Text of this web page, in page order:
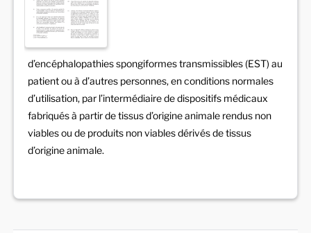
d’encéphalopathies spongiformes transmissibles (EST) au
patient ou à d’autres personnes, en conditions normales
d’utilisation, par l’intermédiaire de dispositifs médicaux
fabriqués à partir de tissus d’origine animale rendus non
viables ou de produits non viables dérivés de tissus
d’origine animale.